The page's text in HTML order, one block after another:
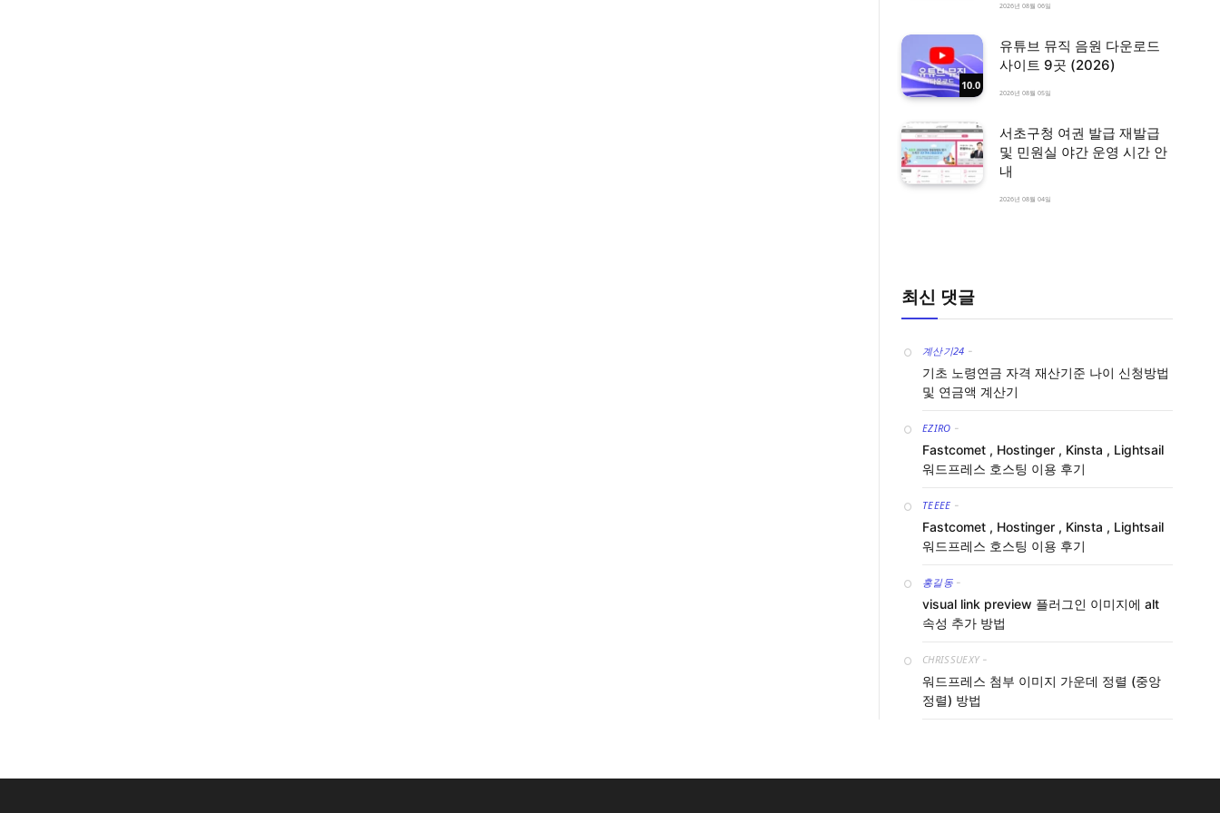
2026년 08월 06일
10.0
유튜브 뮤직 음원 다운로드
사이트 9곳 (2026)
2026년 08월 05일
서초구청 여권 발급 재발급
및 민원실 야간 운영 시간 안
내
2026년 08월 04일
최신 댓글
계산기24 -
기초 노령연금 자격 재산기준 나이 신청방법
및 연금액 계산기
EZIRO -
Fastcomet , Hostinger , Kinsta , Lightsail
워드프레스 호스팅 이용 후기
TEEEE -
Fastcomet , Hostinger , Kinsta , Lightsail
워드프레스 호스팅 이용 후기
홍길동 -
visual link preview 플러그인 이미지에 alt
속성 추가 방법
CHRISSUEXY -
워드프레스 첨부 이미지 가운데 정렬 (중앙
정렬) 방법